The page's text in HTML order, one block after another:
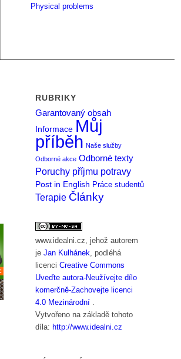
Physical problems
RUBRIKY
Garantovaný obsah
Informace Můj
příběh Naše služby
Odborné akce Odborné texty
Poruchy příjmu potravy
Post in English Práce studentů
Terapie Články
www.idealni.cz, jehož autorem
jeJan Kulhánek, podléhá
licenciCreative Commons
Uveďte autora-Neužívejte dílo
komerčně-Zachovejte licenci
4.0 Mezinárodní .
Vytvořeno na základě tohoto
díla: http://www.idealni.cz